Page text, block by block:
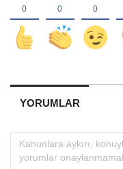
YORUMLAR